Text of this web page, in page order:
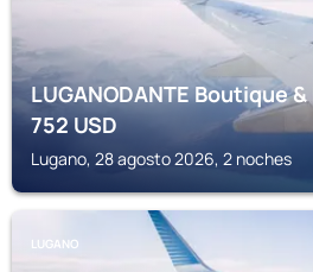
LUGANODANTE Boutique
752USD
Lugano, 28 agosto 2026, 2 noches
LUGANO